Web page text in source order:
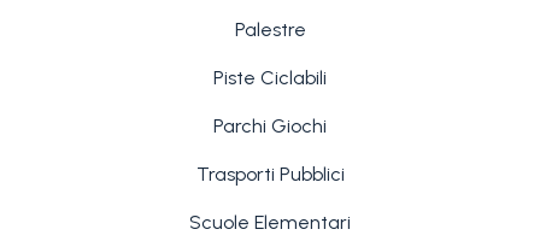
Palestre
Piste Ciclabili
Parchi Giochi
Trasporti Pubblici
Scuole Elementari